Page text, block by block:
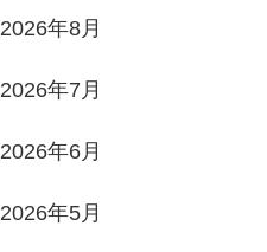
2026年8月
2026年7月
2026年6月
2026年5月